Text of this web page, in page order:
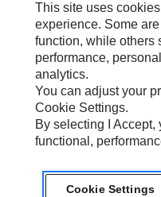
Mes Préférences Marketing
Plan Du Site
Cookie Settings
Légales
Confidentialité
Europe - Français © 2026
This site uses
experience. Some
function, while others
performance,
analytics.
You can adjust your
Cookie Settings.
By selecting I Accept,
functional,
Cookie Settings